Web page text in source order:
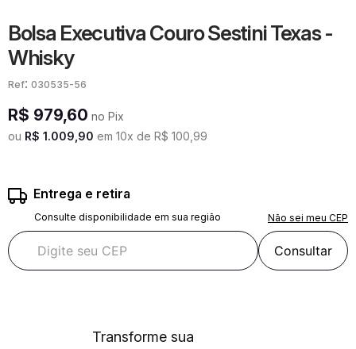
Bolsa Executiva Couro Sestini Texas -
Whisky
: 030535-56
R$ 979,60 no Pix
ou R$ 1.009 90 em 10x de R$ 100 99
Entrega e retira
Consulte disponibilidade em sua região Não sei meu CEP
Consultar
Transforme sua